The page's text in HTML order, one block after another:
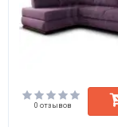
0 отзывов